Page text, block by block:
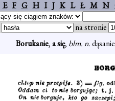
E F G H I J K L Ł M N
na stronie
Borukanie,a się, blm. n.